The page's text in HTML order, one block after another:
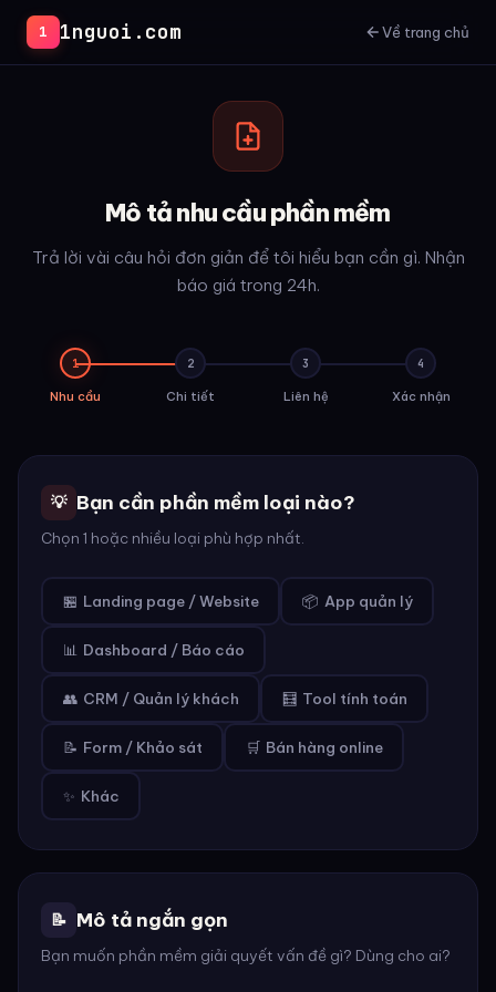
1 1nguoi.com Về trang chủ
Mô tả nhu cầu phần mềm
Trả lời vài câu hỏi đơn giản để tôi hiểu bạn cần gì. Nhận
báo giá trong 24h.
1
Nhu cầu
2
Chi tiết
3
Liên hệ
4
Xác nhận
💡 Bạn cần phần mềm loại nào?
Chọn 1 hoặc nhiều loại phù hợp nhất.
🏪 Landing page / Website 📦 App quản lý
📊 Dashboard / Báo cáo
👥 CRM / Quản lý khách 🧮 Tool tính toán
📝 Form / Khảo sát 🛒 Bán hàng online
✨ Khác
📝 Mô tả ngắn gọn
Bạn muốn phần mềm giải quyết vấn đề gì? Dùng cho ai?